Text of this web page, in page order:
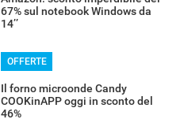
67% sul notebook Windows da
14’’
OFFERTE
Il forno microonde Candy
COOKinAPP oggi in sconto del
46%